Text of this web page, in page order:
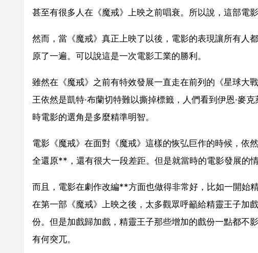
甚至有很多人在《魔戒》上映之前唱衰。所以說，這部電
然而，當《魔戒》真正上映了以後，電影的表現讓所有人
原了一遍。可以說這是一次電影工業的勝利。
雖然在《魔戒》之前有特效發展一直走在前列的《星球大
王依然是凱特·布蘭切特難以撕掉標籤，人們看到伊恩·麥
時電影的選角是多麼精準明智。
電影《魔戒》在面對《魔戒》這樣的恢弘巨作的時候，
全還原**，還有很大一段差距。但是就當時的電影發展的
而且，電影在劇作改編**方面也做得非常好，比如一開始
在第一部《魔戒》上映之後，太多觀眾呼籲給精靈王子加
份。但是加戲歸加戲，精靈王子那些增加的戲份一點都不
有何突兀。